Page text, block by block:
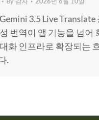
3.5 Live Translate
번역이 앱 기능을 넘어
화 인프라로 확장되는
.